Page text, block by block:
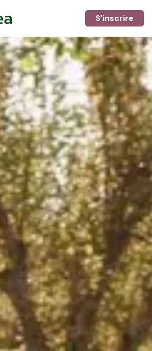
S'inscrire